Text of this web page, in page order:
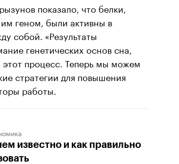
показало, что белки,
геном, были активны в
собой. «Результаты
генетических основ сна,
этот процесс. Теперь мы можем
стратегии для повышения
работы.
известно и как правильно